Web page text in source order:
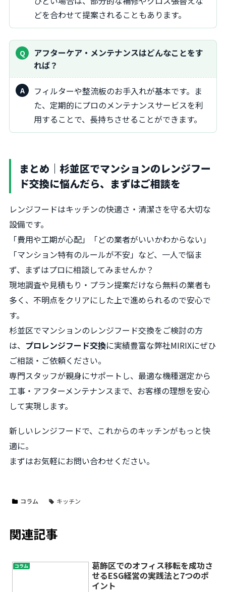
どを合わせて提案されることもあります。
アフターケア・メンテナンスはどんなことをす
れば？
フィルターや整流板のお手入れが基本です。ま
た、定期的にプロのメンテナンスサービスを利
用することで、長持ちさせることができます。
まとめ｜杉並区でマンションのレンジフー
ド交換に悩んだら、まずはご相談を
レンジフードはキッチンの快適さ・清潔さを守る大切な
設備です。
「費用や工期が心配」「どの業者がいいかわからない」
「マンション特有のルールが不安」など、一人で悩ま
ず、まずはプロに相談してみませんか？
現地調査や見積もり・プラン提案だけなら無料の業者も
多く、不明点をクリアにした上で進められるので安心で
す。
杉並区でマンションのレンジフード交換をご検討の方
は、 プロレンジフード交換に実績豊富な弊社MIRIXにぜひ
ご相談・ご依頼ください。
専門スタッフが親身にサポートし、最適な機種選定から
工事・アフターメンテナンスまで、お客様の理想を安心
して実現します。
新しいレンジフードで、これからのキッチンがもっと快
適に。
まずはお気軽にお問い合わせください。
コラム キッチン
関連記事
コラム
葛飾区でのオフィス移転を成功さ
せるESG経営の実践法と7つのポ
イント